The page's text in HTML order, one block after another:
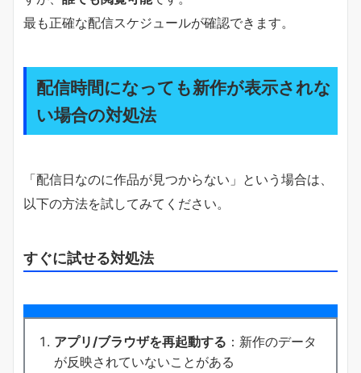
最も正確な配信スケジュールが確認できます。
配信時間になっても新作が表示されな
い場合の対処法
「配信日なのに作品が見つからない」という場合は、
以下の方法を試してみてください。
すぐに試せる対処法
アプリ/ブラウザを再起動する ：新作のデータ
が反映されていないことがある